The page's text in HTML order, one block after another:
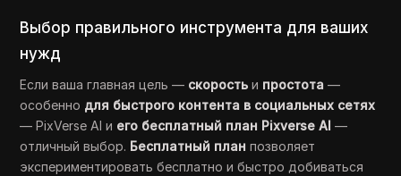
Выбор правильного инструмента для ваших
нужд
Если ваша главная цель — скорость и простота —
особенно для быстрого контента в социальных сетях
— PixVerse AI и его бесплатный план Pixverse AI —
отличный выбор. Бесплатный план позволяет
экспериментировать бесплатно и быстро добиваться